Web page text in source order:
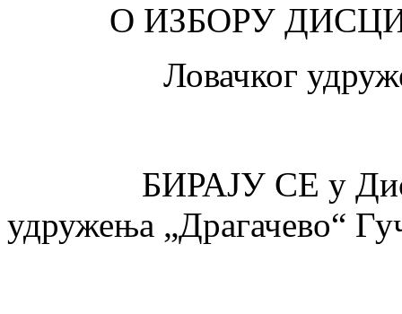
О ИЗБОРУ
Ловачког
БИРАЈУ СЕ у
удружења „Драгачево“